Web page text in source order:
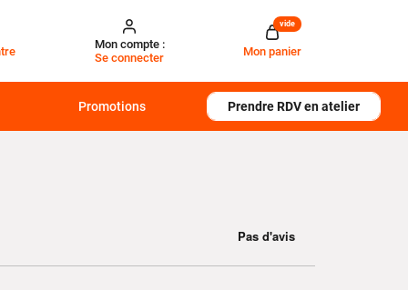
Mon compte :
Se connecter
Mon panier
vide
Promotions Prendre RDV en atelier